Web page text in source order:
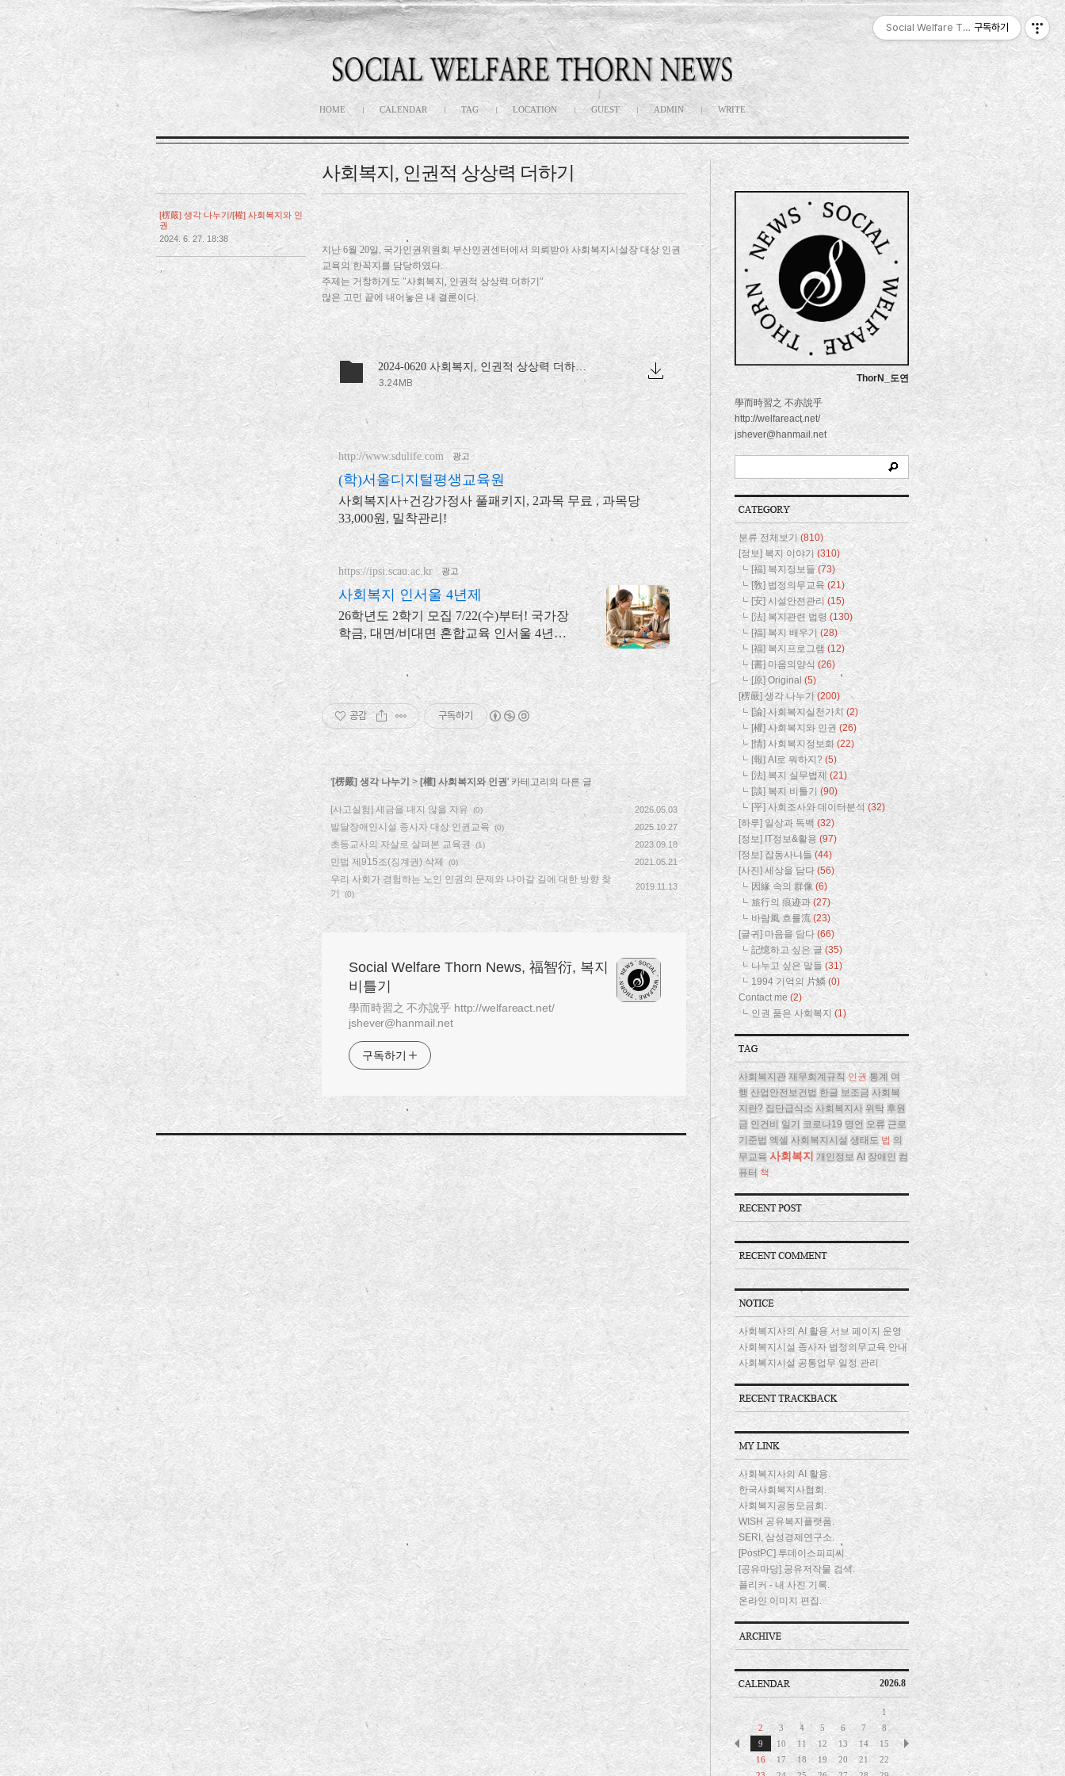
HOME CALENDAR TAG LOCATION GUEST ADMIN WRITE
[楞嚴] 생각 나누기/[權] 사회복지와 인
권
2024. 6. 27. 18:38
사회복지, 인권적 상상력 더하기
지난 6월 20일, 국가인권위원회 부산인권센터에서 의뢰받아 사회복지시설장 대상 인권
교육의 한꼭지를 담당하였다.
주제는 거창하게도 "사회복지, 인권적 상상력 더하기"
많은 고민 끝에 내어놓은 내 결론이다.
2024-0620 사회복지, 인권적 상상력 더하기.pdf
3.24MB
http://www.sdulife.com 광고
(학)서울디지털평생교육원
사회복지사+건강가정사 풀패키지, 2과목 무료 , 과목당
33,000원, 밀착관리!
https://ipsi.scau.ac.kr 광고
사회복지 인서울 4년제
26학년도 2학기 모집 7/22(수)부터! 국가장
학금, 대면/비대면 혼합교육 인서울 4년제
사회복지학과 자격과 진로를 함께 준비!
공감 구독하기
'[楞嚴] 생각 나누기 > [權] 사회복지와 인권' 카테고리의 다른 글
[사고실험] 세금을 내지 않을 자유 (0) 2026.05.03
발달장애인시설 종사자 대상 인권교육 (0) 2025.10.27
초등교사의 자살로 살펴본 교육권 (1) 2023.09.18
민법 제915조(징계권) 삭제 (0) 2021.05.21
우리 사회가 경험하는 노인 인권의 문제와 나아갈 길에 대한 방향 찾
기
(0)
2019.11.13
Social Welfare Thorn News, 福智衍, 복지
비틀기
學而時習之 不亦說乎 http://welfareact.net/
jshever@hanmail.net
구독하기
ThorN_도연
學而時習之 不亦說乎
http://welfareact.net/
jshever@hanmail.net
분류 전체보기 (810)
[정보] 복지 이야기 (310)
[福] 복지정보들(73)
[敎] 법정의무교육(21)
[安] 시설안전관리 (15)
[法] 복지관련 법령 (130)
[福] 복지 배우기 (28)
[福] 복지프로그램 (12)
[書] 마음의양식 (26)
[原] Original (5)
[楞嚴] 생각 나누기 (200)
[論] 사회복지실천가치 (2)
[權] 사회복지와 인권(26)
[情] 사회복지정보화 (22)
[報] AI로 뭐하지? (5)
[法] 복지 실무법제 (21)
[談] 복지 비틀기 (90)
[平] 사회조사와 데이터분석 (32)
[하루] 일상과 독백 (32)
[정보] IT정보&활용(97)
[정보] 잡동사니들 (44)
[사진] 세상을 담다 (56)
因緣 속의 群像(6)
旅行의 痕迹과(27)
바람風 흐를流 (23)
[글귀] 마음을 담다 (66)
記憶하고 싶은 글 (35)
나누고 싶은 말들 (31)
1994 기억의 片鱗 (0)
Contact me(2)
인권 품은 사회복지(1)
사회복지관 재무회계규칙 인권 통계 여
행 산업안전보건법 한글 보조금 사회복
지란? 집단급식소 사회복지사 위탁 후원
금 인건비 일기 코로나19 명언 오류 근로
기준법 엑셀 사회복지시설 생태도 법 의
무교육 사회복지 개인정보 AI 장애인 컴
퓨터 책
사회복지사의 AI 활용 서브 페이지 운영
사회복지시설 종사자 법정의무교육 안내
사회복지시설 공통업무 일정 관리
사회복지사의 AI 활용.
한국사회복지사협회.
사회복지공동모금회.
WISH 공유복지플랫폼.
SERI, 삼성경제연구소.
[PostPC] 투데이스피피씨.
[공유마당] 공유저작물 검색.
플리커 - 내 사진 기록.
온라인 이미지 편집.
2026.8
1
2
3 4 5 6 7
8
9
10 11 12 13 14
15
16
17 18 19 20 21
22
Social Welfare Thorn News, 福智衍, 복
구독하기